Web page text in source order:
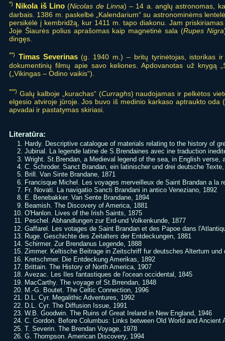
*) Nikola iš Lino(Nicolas de Linna) – 14 a. anglų astronomas,
darbais. 1386 m. paskelbė „Kalendarium“ su astronominėms
persikėlė į kembridžą, kur 1411 m. tapo diakonu. Jam
Joje Šiaurės polius aprašomas kaip magnetinė sala (Rupes Nigra
dingęs.
**) Timas Severinas(g. 1940 m.) – britų tyrinėtojas, istorikas ir
dokumentinių filmų apie savo keliones. Apdovanotas už knygą
(„Vikingas – Odino vaikis“).
***) Galų kalboje „kurachas“ (Curraghs) naudojamas ir pelkėtos
elgesio atviroje jūroje. Jos buvo iš medinio karkaso aptraukto
apvadai ir pastatymas skiriasi.
Literatūra:
Hardy. Descriptive catalogue of materials relating to the history of
Jubinal. La legende latine de S.Brendaines avec ine traduction
Wright. St.Brendan, a Medieval legend of the sea, in English verse,
C. Schroder. Sanct Brandan, ein latinischer und drei deutsche
Brill. Van Sinte Brandane, 1871
Francisque Michel. Les voyages merveilleux de Saint Brandan a la
Fr. Novati. La navigatio Sancti Brandani in antico Veneziano, 1892
E. Benebakker. Van Sente Brandane, 1894
Beamish. The Discovery of America, 1881
O'Hanlon. Lives of the Irish Saints, 1875
Peschel. Abhandlungen zur Erd-und Volkenkunde, 1877
Gaffarel. Les votages de Saint Brandan et des Papoe dans
Ruge. Geschichte des Zeitalters der Entdeckungen, 1881
Schirmer. Zur Brendanus Legende, 1888
Zimmer. Keltische Beitrage in Zeitschriff fur deutsches Altertum und
Kretschmer. Die Entdeckung Amerikas, 1892
Brittain. The History of North America, 1907
Avezac. Les Iles fantastiques de l'ocean occidental, 1845
MacCarthy. The voyage of St.Brrendan, 1848
M.-G. Boutet. The Celtic Connection, 1996
D.L. Cyr. Megalithic Adventures, 1992
D.L. Cyr. The Diffusion Issue, 1991
W.B. Goodwin. The Ruins of Great Ireland in New England, 1946
C. Gordon. Before Columbus: Links between Old World and Ancient
T. Severin. The Brendan Voyage, 1978
G. Thompson. American Discovery, 1994